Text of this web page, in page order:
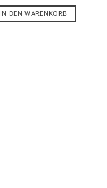
IN DEN WARENKORB